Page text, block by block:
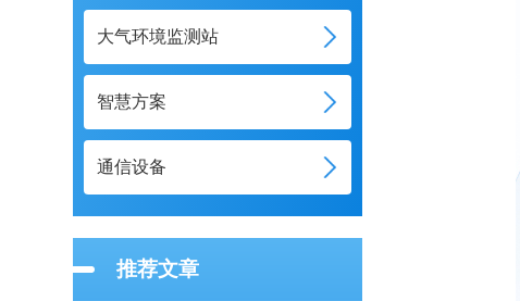
大气环境监测站
智慧方案
通信设备
推荐文章